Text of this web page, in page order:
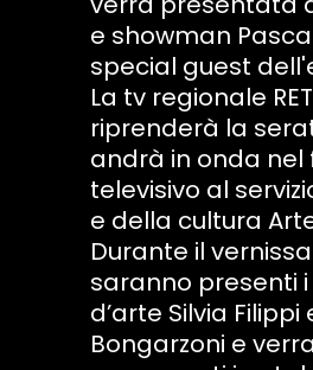
e showman
special guest
La tv regionale
riprenderà la
andrà in onda
televisivo al
e della cultura
Durante il
saranno presenti i
d’arte Silvia Filippi
Bongarzoni e